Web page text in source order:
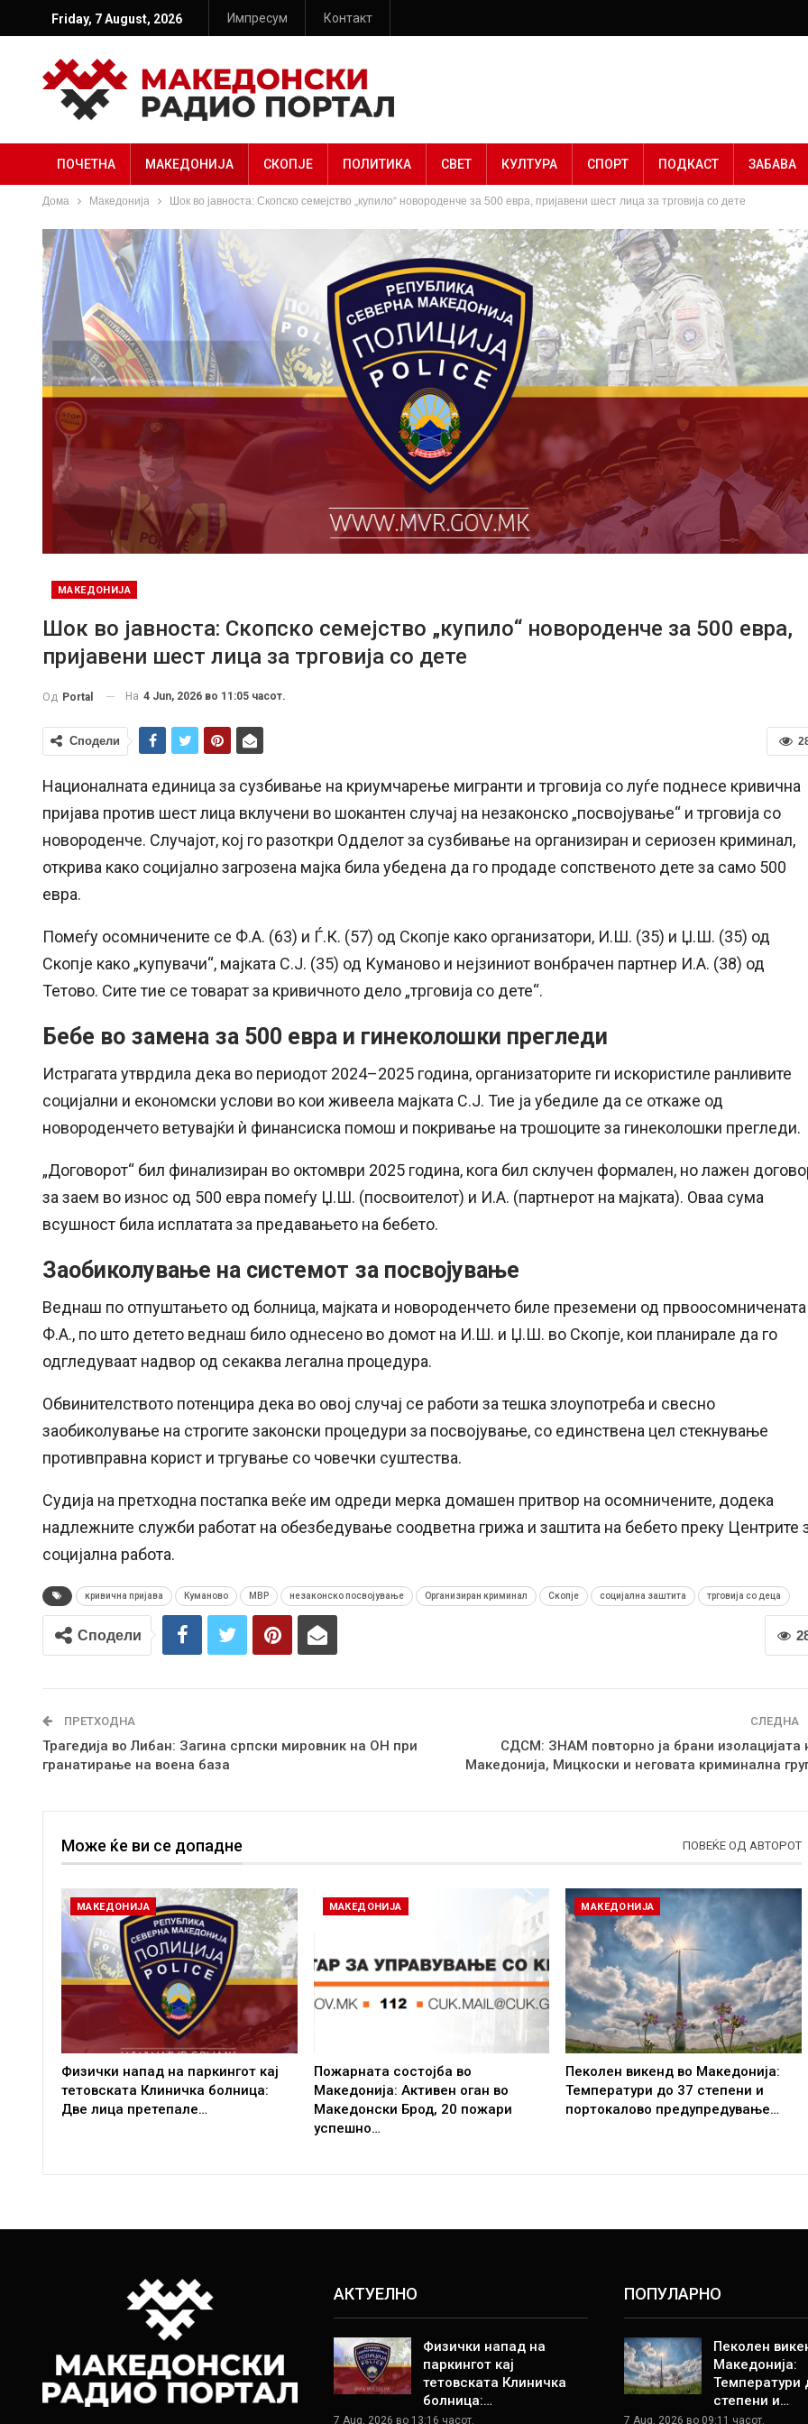
Friday, 7 August, 2026 Импресум Контакт
ПОЧЕТНА МАКЕДОНИЈА СКОПЈЕ ПОЛИТИКА СВЕТ КУЛТУРА СПОРТ ПОДКАСТ ЗАБАВА
Дома Македонија Шок во јавноста: Скопско семејство „купило“ новороденче за 500 евра, пријавени шест лица за трговија со дете
МАКЕДОНИЈА
Шок во јавноста: Скопско семејство „купило“ новороденче за 500 евра,
пријавени шест лица за трговија со дете
Од Portal На 4 Jun, 2026 во 11:05 часот.
Сподели
Националната единица за сузбивање на криумчарење мигранти и трговија со луѓе поднесе кривична
пријава против шест лица вклучени во шокантен случај на незаконско „посвојување“ и трговија со
новороденче. Случајот, кој го разоткри Одделот за сузбивање на организиран и сериозен криминал,
открива како социјално загрозена мајка била убедена да го продаде сопственото дете за само 500
евра.
Помеѓу осомничените се Ф.А. (63) и Ѓ.К. (57) од Скопје како организатори, И.Ш. (35) и Џ.Ш. (35) од
Скопје како „купувачи“, мајката С.Ј. (35) од Куманово и нејзиниот вонбрачен партнер И.А. (38) од
Тетово. Сите тие се товарат за кривичното дело „трговија со дете“.
Бебе во замена за 500 евра и гинеколошки прегледи
Истрагата утврдила дека во периодот 2024–2025 година, организаторите ги искористиле ранливите
социјални и економски услови во кои живеела мајката С.Ј. Тие ја убедиле да се откаже од
новороденчето ветувајќи ѝ финансиска помош и покривање на трошоците за гинеколошки прегледи.
„Договорот“ бил финализиран во октомври 2025 година, кога бил склучен формален, но лажен
за заем во износ од 500 евра помеѓу Џ.Ш. (посвоителот) и И.А. (партнерот на мајката). Оваа сума
всушност била исплатата за предавањето на бебето.
Заобиколување на системот за посвојување
Веднаш по отпуштањето од болница, мајката и новороденчето биле преземени од првоосомничената
Ф.А., по што детето веднаш било однесено во домот на И.Ш. и Џ.Ш. во Скопје, кои планирале да го
одгледуваат надвор од секаква легална процедура.
Обвинителството потенцира дека во овој случај се работи за тешка злоупотреба и свесно
заобиколување на строгите законски процедури за посвојување, со единствена цел стекнување
противправна корист и тргување со човечки суштества.
Судија на претходна постапка веќе им одреди мерка домашен притвор на осомничените, додека
надлежните служби работат на обезбедување соодветна грижа и заштита на бебето преку Центрите
социјална работа.
кривична пријава Куманово МВР незаконско посвојување Организиран криминал Скопје социјална заштита трговија со деца
Сподели
ПРЕТХОДНА
Трагедија во Либан: Загина српски мировник на ОН при
гранатирање на воена база
СЛЕДНА
СДСМ: ЗНАМ повторно ја брани изолацијата
Македонија, Мицкоски и неговата криминална
Може ќе ви се допадне ПОВЕЌЕ ОД АВТОРОТ
МАКЕДОНИЈА
Физички напад на паркингот кај
тетовската Клиничка болница:
Две лица претепале…
МАКЕДОНИЈА
Пожарната состојба во
Македонија: Активен оган во
Македонски Брод, 20 пожари
успешно…
МАКЕДОНИЈА
Пеколен викенд во Македонија:
Температури до 37 степени и
портокалово предупредување…
АКТУЕЛНО
Физички напад на
паркингот кај
тетовската Клиничка
болница:…
7 Aug, 2026 во 13:16 часот.
ПОПУЛАРНО
Пеколен
Македонија:
Температури
степени и…
7 Aug, 2026 во 09:11 часот.